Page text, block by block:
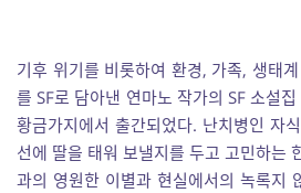
기후 위기를 비롯하여 환경, 가족, 생태
를 SF로 담아낸 연마노 작가의 SF 소설
황금가지에서 출간되었다. 난치병인 자
선에 딸을 태워 보낼지를 두고 고민하는
과의 영원한 이별과 현실에서의 녹록지